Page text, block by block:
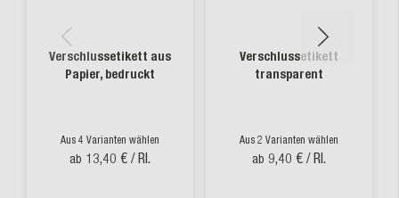
Verschlussetikett aus
Papier, bedruckt
Aus 4 Varianten wählen
ab 13,40 € / Rl.
Verschlussetikett
transparent
Aus 2 Varianten wählen
ab 9,40 € / Rl.